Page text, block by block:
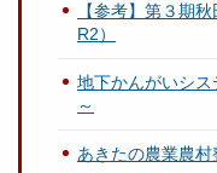
【参考】第３期
R2）
地下かんがいシ
～
あきたの農業農村